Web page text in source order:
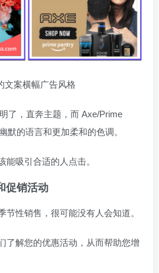
文案横幅广告风格
了，直奔主题，而 Axe/Prime
默的语言和更加柔和的色调。
能吸引合适的人点击。
促销活动
节性销售，很可能没有人会知道。
了解您的优惠活动，从而帮助您增